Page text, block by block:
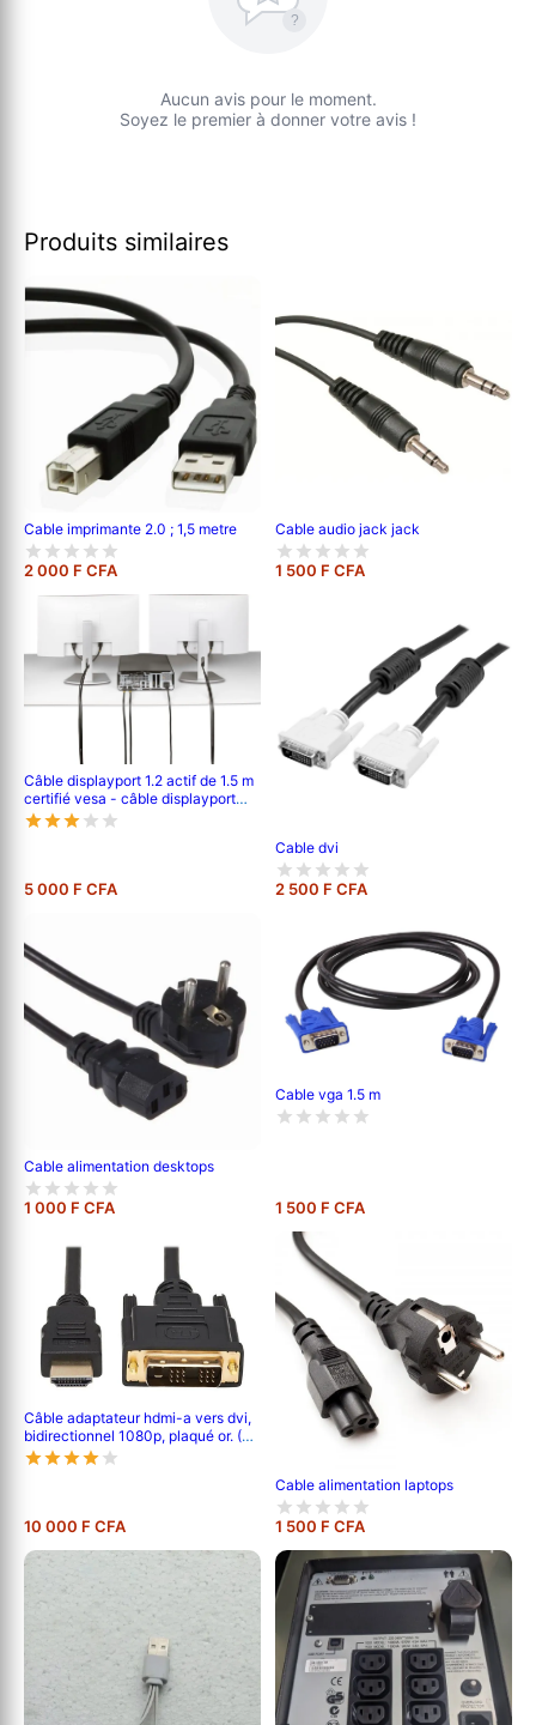
?
Aucun avis pour le moment.
Soyez le premier à donner votre avis !
Produits similaires
Cable imprimante 2.0 ; 1,5 metre
2 000 F CFA
Cable audio jack jack
1 500 F CFA
Câble displayport 1.2 actif de 1.5 m
certifié vesa - câble displayport
dp8k avec hbr3/hdr10/mst/dsc
5 000 F CFA
Cable dvi
2 500 F CFA
Cable alimentation desktops
1 000 F CFA
Cable vga 1.5 m
1 500 F CFA
Câble adaptateur hdmi-a vers dvi,
bidirectionnel 1080p, plaqué or. (2
mètres)
10 000 F CFA
Cable alimentation laptops
1 500 F CFA